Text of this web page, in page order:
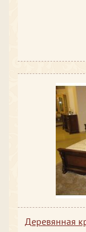
Деревянная